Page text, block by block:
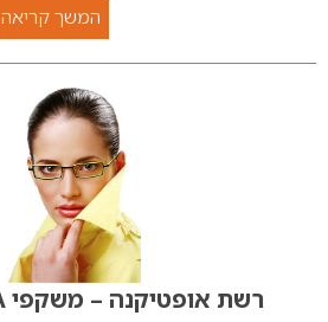
המשך קריאה
רשת אופטיקנה – משקפי KOYA במבצע